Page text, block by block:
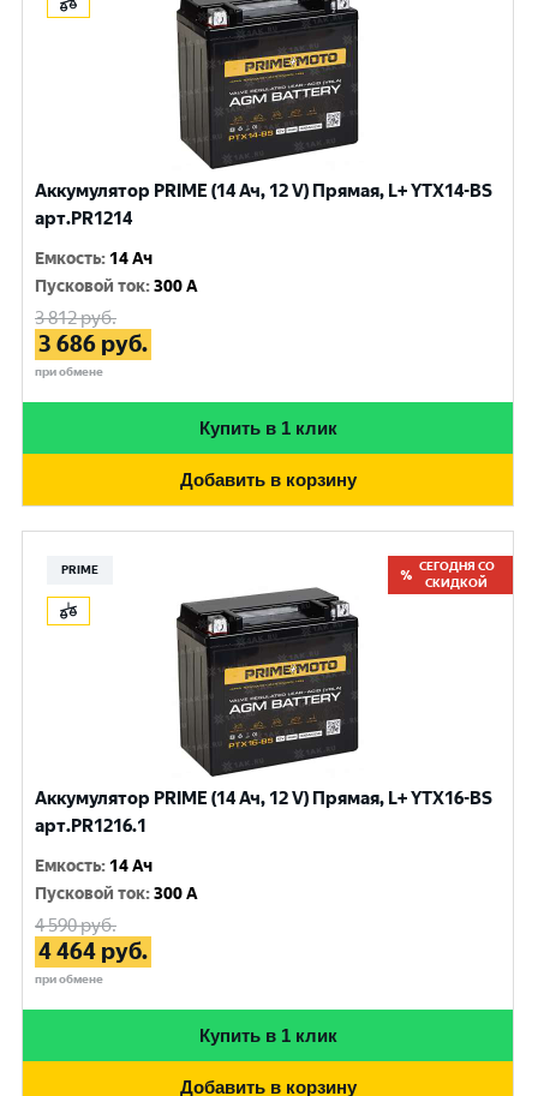
Аккумулятор PRIME (14 Ач, 12 V) Прямая, L+ YTX14-BS
арт.PR1214
Емкость: 14 Ач
Пусковой ток:300 A
3 812руб.
3 686 руб.
при обмене
Купить в 1 клик
Добавить в корзину
PRIME
СЕГОДНЯ СО
СКИДКОЙ
Аккумулятор PRIME (14 Ач, 12 V) Прямая, L+ YTX16-BS
арт.PR1216.1
Емкость: 14 Ач
Пусковой ток:300 A
4 590руб.
4 464 руб.
при обмене
Купить в 1 клик
Добавить в корзину